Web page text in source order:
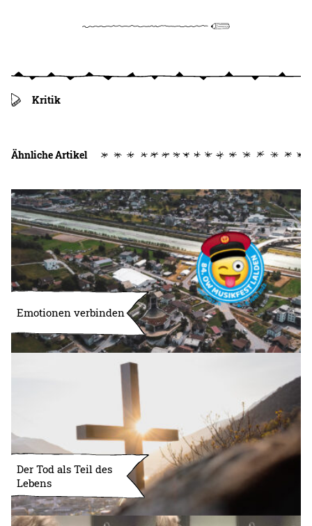
Kritik
Ähnliche Artikel
Emotionen verbinden
Der Tod als Teil des
Lebens